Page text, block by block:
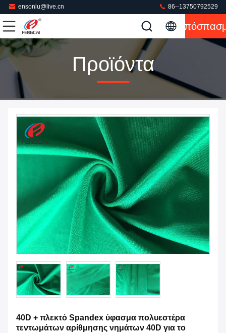
ensonlu@live.cn 86--13750792529
Προϊόντα
40D + πλεκτό Spandex ύφασμα πολυεστέρα
τεντωμάτων αρίθμησης νημάτων 40D για το